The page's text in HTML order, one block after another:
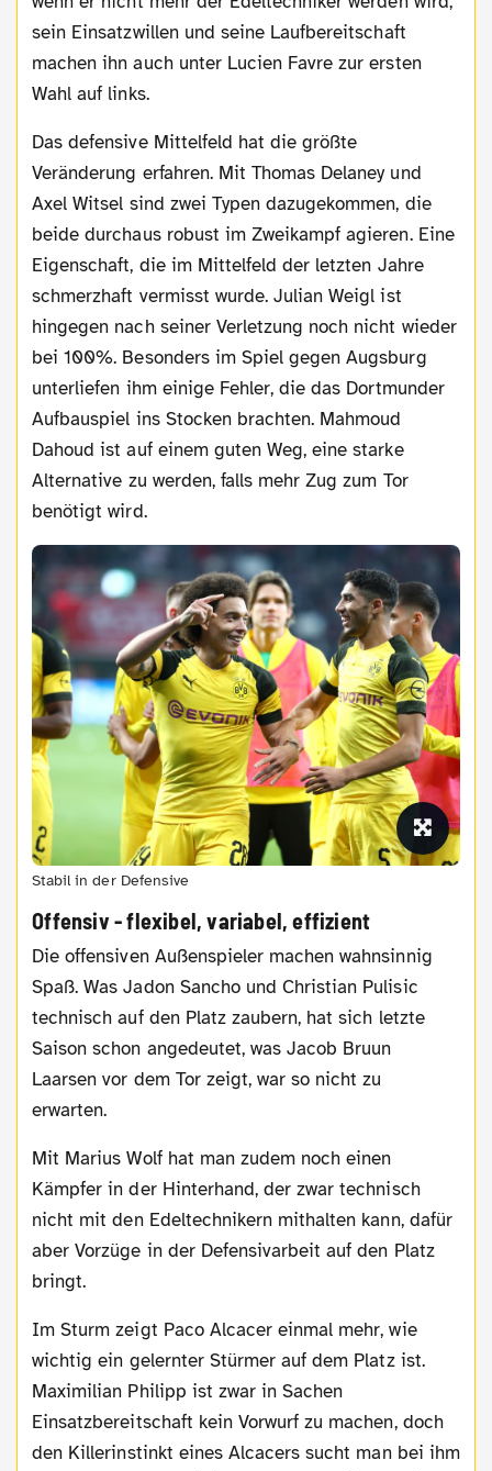
sein Einsatzwillen und seine Laufbereitschaft
machen ihn auch unter Lucien Favre zur ersten
Wahl auf links.
Das defensive Mittelfeld hat die größte
Veränderung erfahren. Mit Thomas Delaney und
Axel Witsel sind zwei Typen dazugekommen, die
beide durchaus robust im Zweikampf agieren. Eine
Eigenschaft, die im Mittelfeld der letzten Jahre
schmerzhaft vermisst wurde. Julian Weigl ist
hingegen nach seiner Verletzung noch nicht wieder
bei 100%. Besonders im Spiel gegen Augsburg
unterliefen ihm einige Fehler, die das Dortmunder
Aufbauspiel ins Stocken brachten. Mahmoud
Dahoud ist auf einem guten Weg, eine starke
Alternative zu werden, falls mehr Zug zum Tor
benötigt wird.
Stabil in der Defensive
Offensiv - flexibel, variabel, effizient
Die offensiven Außenspieler machen wahnsinnig
Spaß. Was Jadon Sancho und Christian Pulisic
technisch auf den Platz zaubern, hat sich letzte
Saison schon angedeutet, was Jacob Bruun
Laarsen vor dem Tor zeigt, war so nicht zu
erwarten.
Mit Marius Wolf hat man zudem noch einen
Kämpfer in der Hinterhand, der zwar technisch
nicht mit den Edeltechnikern mithalten kann, dafür
aber Vorzüge in der Defensivarbeit auf den Platz
bringt.
Im Sturm zeigt Paco Alcacer einmal mehr, wie
wichtig ein gelernter Stürmer auf dem Platz ist.
Maximilian Philipp ist zwar in Sachen
Einsatzbereitschaft kein Vorwurf zu machen, doch
den Killerinstinkt eines Alcacers sucht man bei ihm